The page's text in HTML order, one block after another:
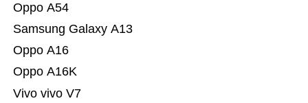
Vivo vivo V7
Oppo A16K
Oppo A16
Samsung Galaxy A13
Oppo A54